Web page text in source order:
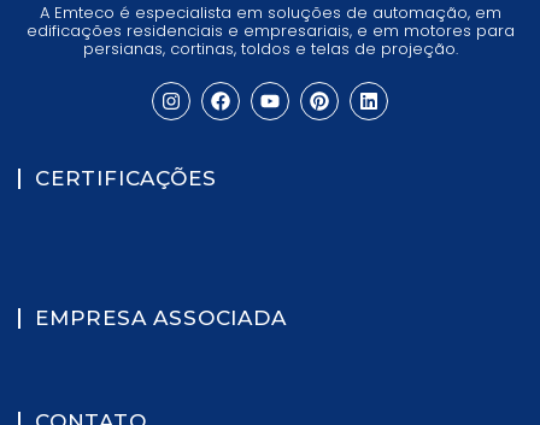
A Emteco é especialista em soluções de automação, em
edificações residenciais e empresariais, e em motores para
persianas, cortinas, toldos e telas de projeção.
CERTIFICAÇÕES
EMPRESA ASSOCIADA